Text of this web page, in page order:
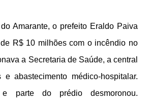
Amarante, o prefeito Eraldo Paiva
R$ 10 milhões com o incêndio no
a Secretaria de Saúde, a central
e abastecimento médico-hospitalar.
parte do prédio desmoronou.